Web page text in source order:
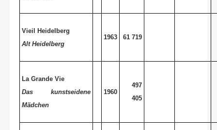
Vieil Heidelberg
Alt Heidelberg
1963 61 719
La Grande Vie
Das kunstseidene
Mädchen
1960
497
405